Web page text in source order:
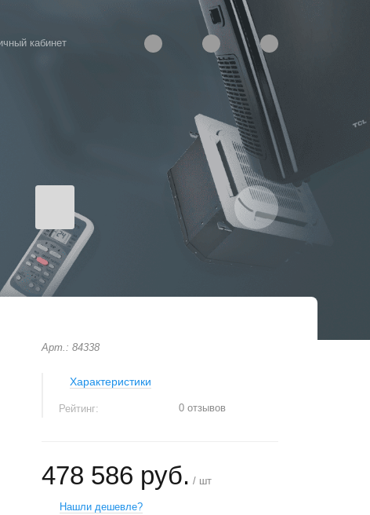
кабинет
Арт.: 84338
Характеристики
Рейтинг: 0 отзывов
478 586 руб. / шт
Нашли дешевле?